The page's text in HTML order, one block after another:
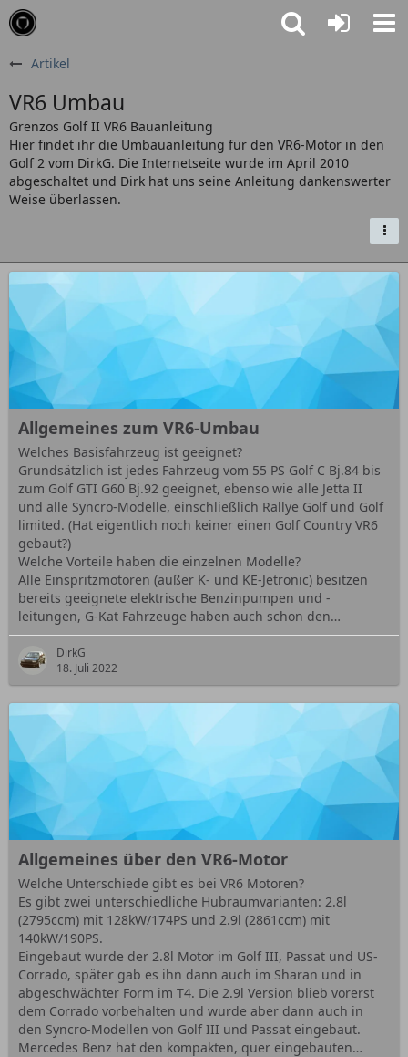
Artikel
VR6 Umbau
Grenzos Golf II VR6 Bauanleitung
Hier findet ihr die Umbauanleitung für den VR6-Motor in den
Golf 2 vom DirkG. Die Internetseite wurde im April 2010
abgeschaltet und Dirk hat uns seine Anleitung dankenswerter
Weise überlassen.
Allgemeines zum VR6-Umbau
Welches Basisfahrzeug ist geeignet?
Grundsätzlich ist jedes Fahrzeug vom 55 PS Golf C Bj.84 bis
zum Golf GTI G60 Bj.92 geeignet, ebenso wie alle Jetta II
und alle Syncro-Modelle, einschließlich Rallye Golf und Golf
limited. (Hat eigentlich noch keiner einen Golf Country VR6
gebaut?)
Welche Vorteile haben die einzelnen Modelle?
Alle Einspritzmotoren (außer K- und KE-Jetronic) besitzen
bereits geeignete elektrische Benzinpumpen und -
leitungen, G-Kat Fahrzeuge haben auch schon den…
DirkG
18. Juli 2022
Allgemeines über den VR6-Motor
Welche Unterschiede gibt es bei VR6 Motoren?
Es gibt zwei unterschiedliche Hubraumvarianten: 2.8l
(2795ccm) mit 128kW/174PS und 2.9l (2861ccm) mit
140kW/190PS.
Eingebaut wurde der 2.8l Motor im Golf III, Passat und US-
Corrado, später gab es ihn dann auch im Sharan und in
abgeschwächter Form im T4. Die 2.9l Version blieb vorerst
dem Corrado vorbehalten und wurde aber dann auch in
den Syncro-Modellen von Golf III und Passat eingebaut.
Mercedes Benz hat den kompakten, quer eingebauten…